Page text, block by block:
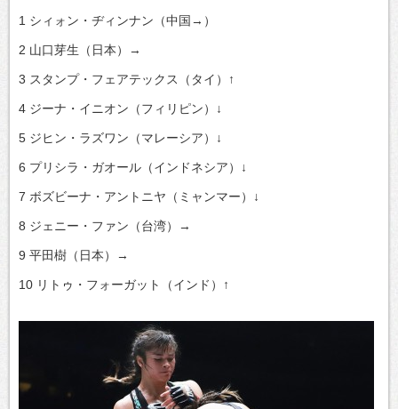
1 シィォン・ヂィンナン（中国→）
2 山口芽生（日本）→
3 スタンプ・フェアテックス（タイ）↑
4 ジーナ・イニオン（フィリピン）↓
5 ジヒン・ラズワン（マレーシア）↓
6 プリシラ・ガオール（インドネシア）↓
7 ボズビーナ・アントニヤ（ミャンマー）↓
8 ジェニー・ファン（台湾）→
9 平田樹（日本）→
10 リトゥ・フォーガット（インド）↑